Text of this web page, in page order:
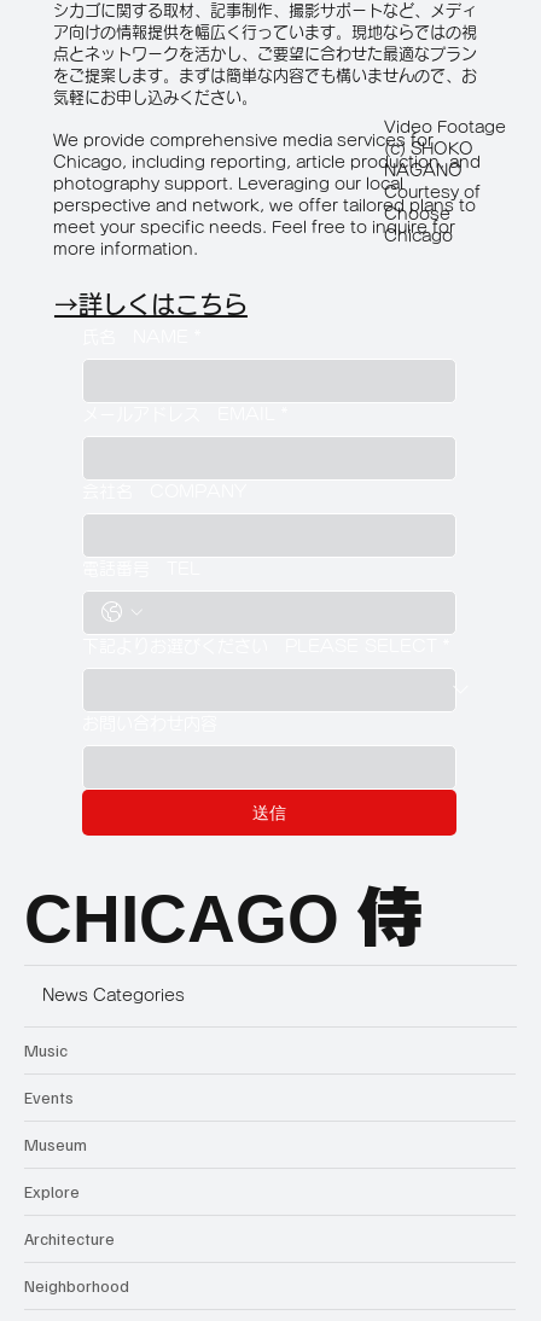
シカゴに関する取材、記事制作、撮影サポートなど、メディ
ア向けの情報提供を幅広く行っています。現地ならではの視
点とネットワークを活かし、ご要望に合わせた最適なプラン
をご提案します。まずは簡単な内容でも構いませんので、お
気軽にお申し込みください。
We provide comprehensive media services for
Chicago, including reporting, article production, and
photography support. Leveraging our local
perspective and network, we offer tailored plans to
meet your specific needs. Feel free to inquire for
more information.
→詳しくはこちら
送信
Video Footage
(c) SHOKO
NAGANO
Courtesy of
Choose
Chicago
CHICAGO 侍
News Categories
Music
Events
Museum
Explore
Architecture
Neighborhood